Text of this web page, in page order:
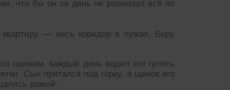
что бы он за день не размазал всё по
— весь коридор в лужах. Беру
щенком, каждый день водил его гулять
Сын прятался под горку, а щенок его
домой.